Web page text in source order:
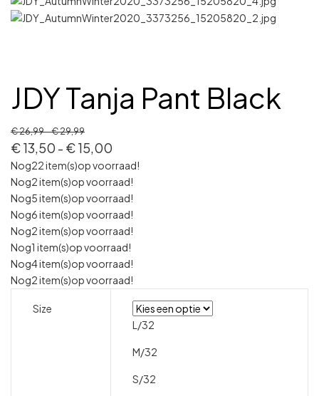
JDY Tanja Pant Black
€26,99-€29,99
€13,50 - €15,00
Nog22 item(s)op voorraad!
Nog2 item(s)op voorraad!
Nog5 item(s)op voorraad!
Nog6 item(s)op voorraad!
Nog2 item(s)op voorraad!
Nog1 item(s)op voorraad!
Nog4 item(s)op voorraad!
Nog2 item(s)op voorraad!
Size
L/32
M/32
S/32